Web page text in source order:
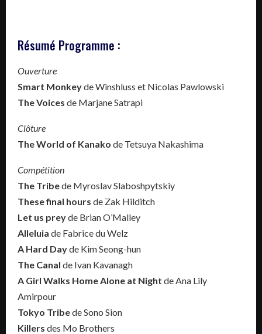
Résumé Programme :
Ouverture
Smart Monkeyde Winshluss et Nicolas Pawlowski
The Voices de Marjane Satrapi
Clôture
The World of Kanako de Tetsuya Nakashima
Compétition
The Tribede Myroslav Slaboshpytskiy
These final hours de Zak Hilditch
Let us preyde Brian O’Malley
Alleluia de Fabrice du Welz
A Hard Dayde Kim Seong-hun
The Canal de Ivan Kavanagh
A Girl Walks Home Alone at Night de Ana Lily
Amirpour
Tokyo Tribede Sono Sion
Killers des Mo Brothers